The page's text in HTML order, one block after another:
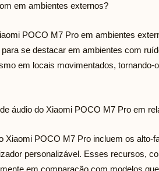
em ambientes externos?
POCO M7 Pro em ambientes
se destacar em ambientes com
em locais movimentados, tornando-
áudio do Xiaomi POCO M7 Pro em
Xiaomi POCO M7 Pro incluem os alto-
personalizável. Esses recursos,
em comparação com modelos